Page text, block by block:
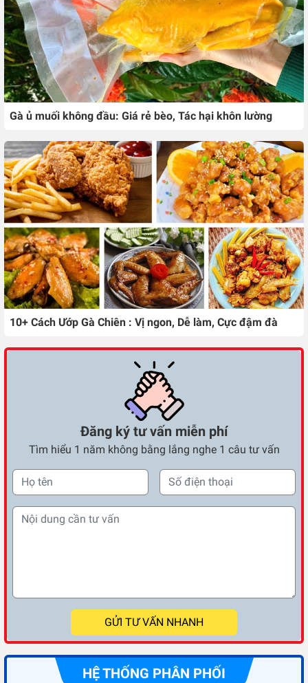
Gà ủ muối không đầu: Giá rẻ bèo, Tác hại khôn lường
10+ Cách Ướp Gà Chiên : Vị ngon, Dễ làm, Cực đậm đà
Đăng ký tư vấn miễn phí
Tìm hiểu 1 năm không bằng lắng nghe 1 câu tư vấn
GỬI TƯ VẤN NHANH
HỆ THỐNG PHÂN PHỐI